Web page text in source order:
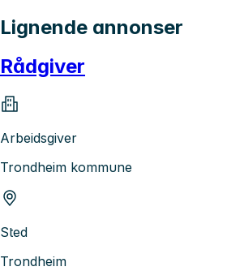
Lignende annonser
Rådgiver
Arbeidsgiver
Trondheim kommune
Sted
Trondheim